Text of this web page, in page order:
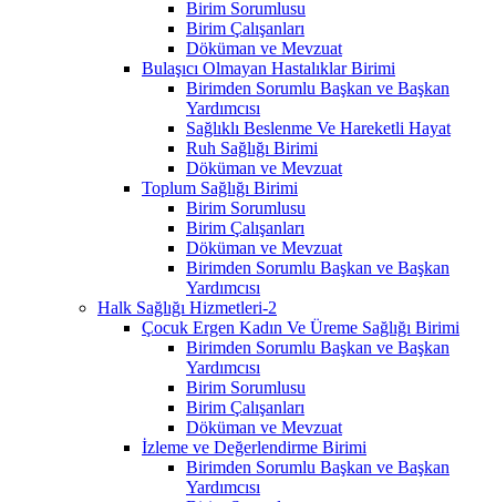
Birim Sorumlusu
Birim Çalışanları
Döküman ve Mevzuat
Bulaşıcı Olmayan Hastalıklar Birimi
Birimden Sorumlu Başkan ve Başkan
Yardımcısı
Sağlıklı Beslenme Ve Hareketli Hayat
Ruh Sağlığı Birimi
Döküman ve Mevzuat
Toplum Sağlığı Birimi
Birim Sorumlusu
Birim Çalışanları
Döküman ve Mevzuat
Birimden Sorumlu Başkan ve Başkan
Yardımcısı
Halk Sağlığı Hizmetleri-2
Çocuk Ergen Kadın Ve Üreme Sağlığı Birimi
Birimden Sorumlu Başkan ve Başkan
Yardımcısı
Birim Sorumlusu
Birim Çalışanları
Döküman ve Mevzuat
İzleme ve Değerlendirme Birimi
Birimden Sorumlu Başkan ve Başkan
Yardımcısı